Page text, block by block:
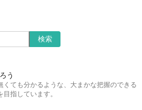
う
くても分かるような、大まかな把握のできる
目指しています。